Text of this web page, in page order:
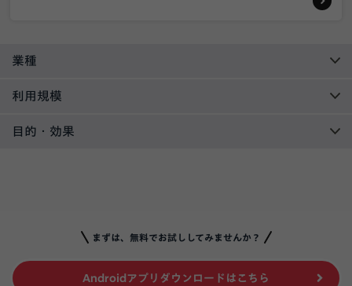
業種
利用規模
目的・効果
まずは、無料でお試ししてみませんか？
Androidアプリダウンロードはこちら